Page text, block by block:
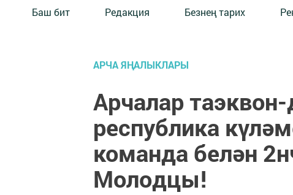
Баш бит Редакция Безнең тарих
АРЧА ЯҢАЛЫКЛАРЫ
Арчалар
республика
команда белән
Молодцы!